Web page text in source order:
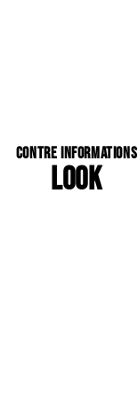
Contre Informations
LOOK